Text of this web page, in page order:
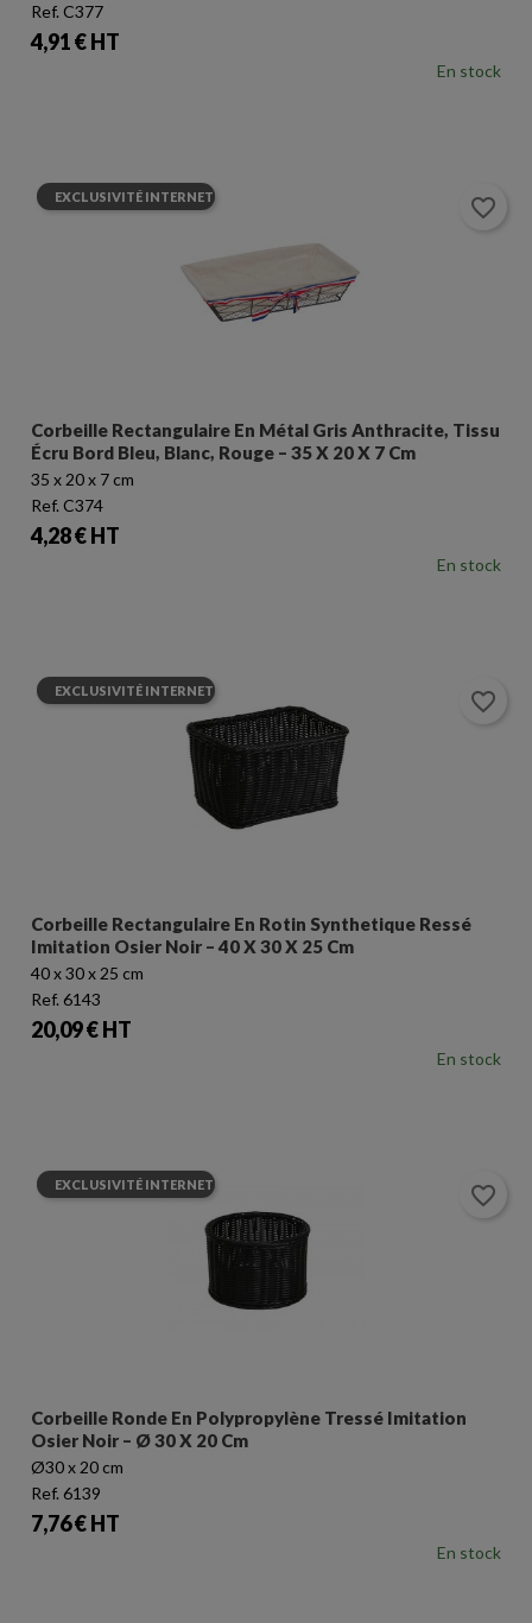
Ref. C377
Prix
4,91 € HT
En stock
Corbeille Rectangulaire En Métal Gris Anthracite, Tissu
Écru Bord Bleu, Blanc, Rouge – 35 X 20 X 7 Cm
35 x 20 x 7 cm
Ref. C374
Prix
4,28 € HT
En stock
EXCLUSIVITÉ INTERNET favorite_border
Corbeille Rectangulaire En Rotin Synthetique Ressé
Imitation Osier Noir – 40 X 30 X 25 Cm
40 x 30 x 25 cm
Ref. 6143
Prix
20,09 € HT
En stock
EXCLUSIVITÉ INTERNET favorite_border
Corbeille Ronde En Polypropylène Tressé Imitation
Osier Noir – Ø 30 X 20 Cm
Ø30 x 20 cm
Ref. 6139
Prix
7,76 € HT
En stock
EXCLUSIVITÉ INTERNET favorite_border